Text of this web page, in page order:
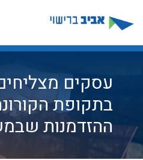
לתוכן
עסקים
בתקופת
ההזדמנות